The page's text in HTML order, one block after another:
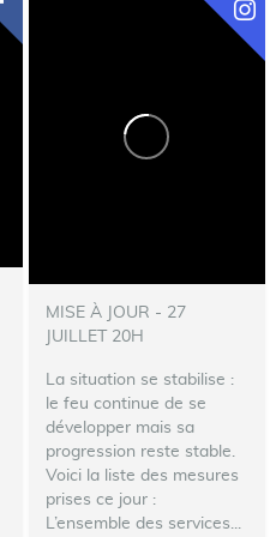
MISE À JOUR - 27
JUILLET 20H
La situation se stabilise :
le feu continue de se
développer mais sa
progression reste stable.
Voici la liste des mesures
prises ce jour :
L’ensemble des services...